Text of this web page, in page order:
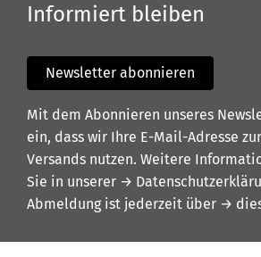
Informiert bleiben
Newsletter abonnieren
Mit dem Abonnieren unseres
ein, dass wir Ihre E-Mail-Adresse
Versands nutzen. Weitere
Sie in unserer →
Abmeldung ist jederzeit über →